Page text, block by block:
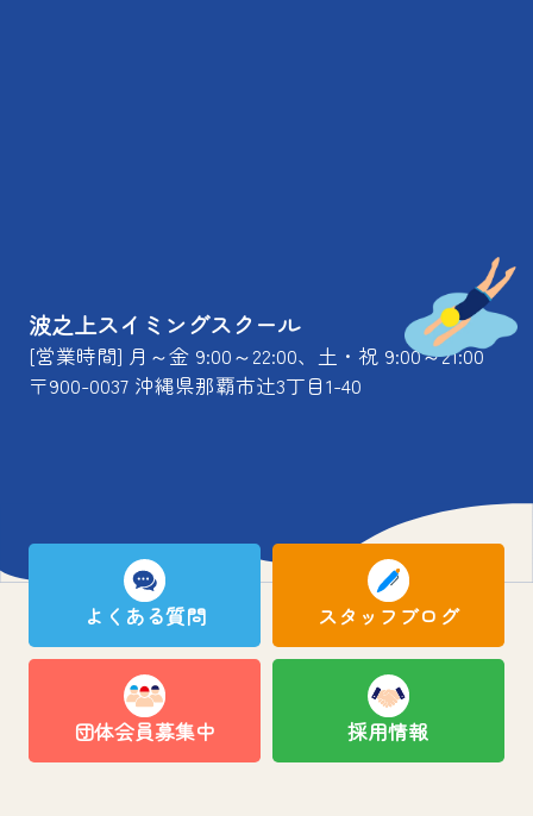
波之上スイミングスクール
[営業時間] 月～金 9:00～22:00、土・祝 9:00～21:00
〒900-0037 沖縄県那覇市辻3丁目1-40
よくある質問 スタッフブログ
団体会員募集中 採用情報